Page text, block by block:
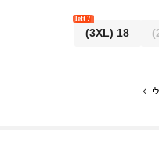
18
(3XL)
7 left